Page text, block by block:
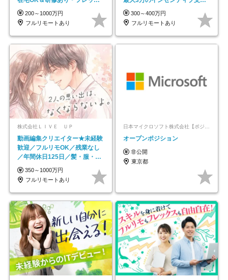
ス
200～1000万円
フルリモートあり
平均年齢33歳
300～400万円
フルリモートあり
株式会社ＬＩＶＥ ＵＰ
動画編集クリエイター★未経験
歓迎／フルリモOK／残業なし
／年間休日125日／髪・服・ネ
イル自由／研修充実で安心
350～1000万円
フルリモートあり
オープンポジション
非公開
東京都